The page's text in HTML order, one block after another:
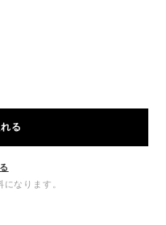
る
なります。